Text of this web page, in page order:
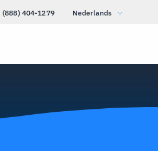
(888) 404-1279 Nederlands